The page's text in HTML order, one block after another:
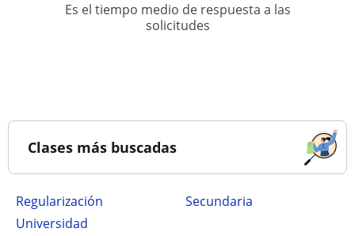
Es el tiempo medio de respuesta a las
solicitudes
Clases más buscadas
Regularización
secundaria
Universidad